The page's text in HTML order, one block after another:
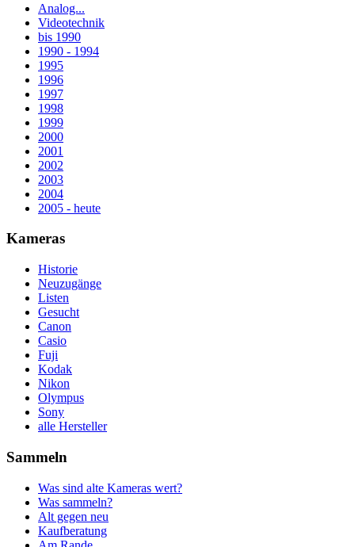
Analog...
Videotechnik
bis 1990
1990 - 1994
1995
1996
1997
1998
1999
2000
2001
2002
2003
2004
2005 - heute
Kameras
Historie
Neuzugänge
Listen
Gesucht
Canon
Casio
Fuji
Kodak
Nikon
Olympus
Sony
alle Hersteller
Sammeln
Was sind alte Kameras wert?
Was sammeln?
Alt gegen neu
Kaufberatung